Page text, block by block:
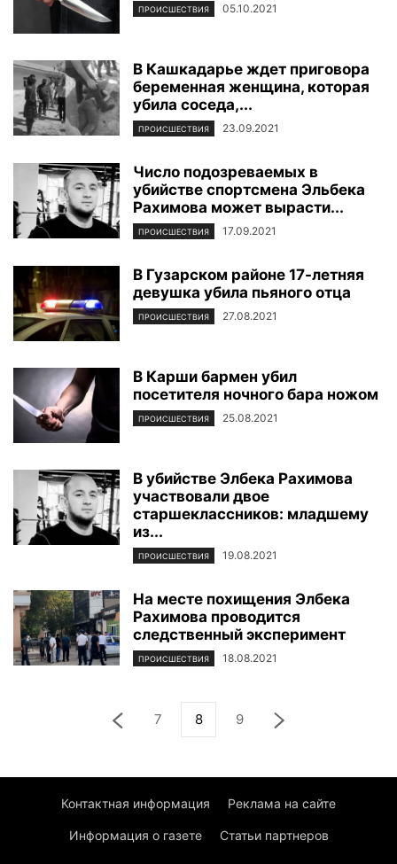
ПРОИСШЕСТВИЯ 05.10.2021
В Кашкадарье ждет приговора
беременная женщина, которая
убила соседа,...
ПРОИСШЕСТВИЯ 23.09.2021
Число подозреваемых в
убийстве спортсмена Эльбека
Рахимова может вырасти...
ПРОИСШЕСТВИЯ 17.09.2021
В Гузарском районе 17-летняя
девушка убила пьяного отца
ПРОИСШЕСТВИЯ 27.08.2021
В Карши бармен убил
посетителя ночного бара ножом
ПРОИСШЕСТВИЯ 25.08.2021
В убийстве Элбека Рахимова
участвовали двое
старшеклассников: младшему
из...
ПРОИСШЕСТВИЯ 19.08.2021
На месте похищения Элбека
Рахимова проводится
следственный эксперимент
ПРОИСШЕСТВИЯ 18.08.2021
7 8 9
Контактная информация Реклама на сайте
Информация о газете Статьи партнеров